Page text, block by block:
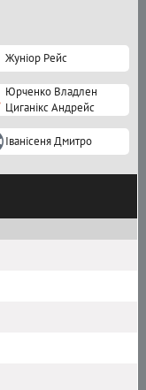
Жуніор Рейс
Юрченко Владлен
Циганікс Андрейс
Іванісеня Дмитро